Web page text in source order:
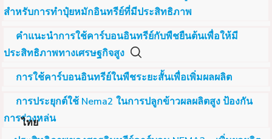
ไทย
สำหรับการทำปุ๋ยหมักอินทรีย์ที่มีประสิทธิภาพ
คำแนะนำการใช้คาร์บอนอินทรีย์กับพืชยืนต้นเพื่อให้มี
ประสิทธิภาพทางเศรษฐกิจสูง
การใช้คาร์บอนอินทรีย์ในพืชระยะสั้นเพื่อเพิ่มผลผลิต
การประยุกต์ใช้ Nema2 ในการปลูกข้าวผลผลิตสูง ป้องกัน
การร่วงหล่น